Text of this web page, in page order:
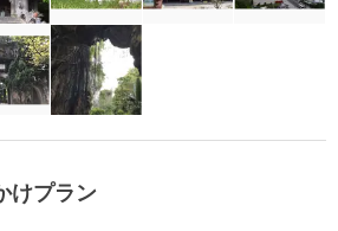
けプラン